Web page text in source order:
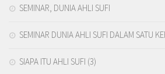
SEMINAR, DUNIA AHLI SUFI
SEMINAR DUNIA AHLI SUFI DALAM SATU
SIAPA ITU AHLI SUFI (3)